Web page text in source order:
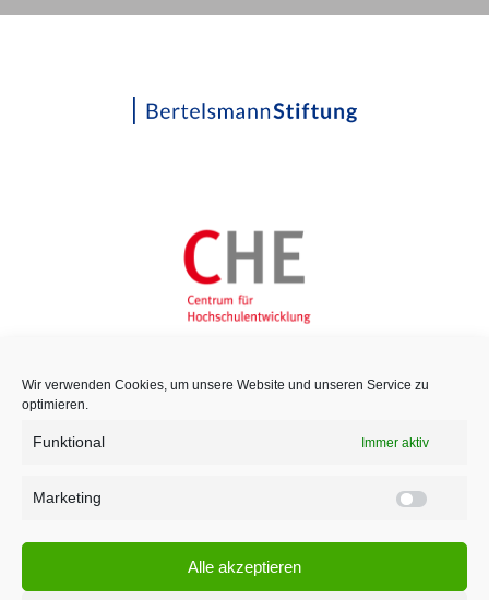
Wir verwenden Cookies, um unsere Website und unseren Service zu
optimieren.
Funktional Immer aktiv
Marketing
Alle akzeptieren